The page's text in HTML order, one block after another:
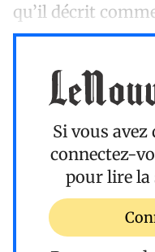
qu’il décrit
Si vous avez
connectez-
pour lire la